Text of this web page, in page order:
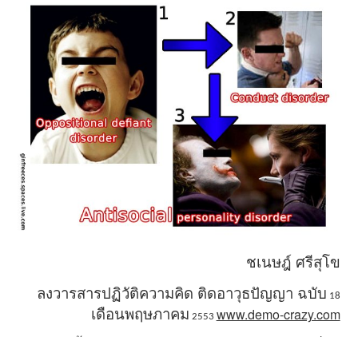
ชเนษฎ์ ศรีสุโข
ลงวารสารปฏิวัติความคิด ติดอาวุธปัญญา ฉบับ 18
เดือนพฤษภาคม 2553 www.demo-crazy.com